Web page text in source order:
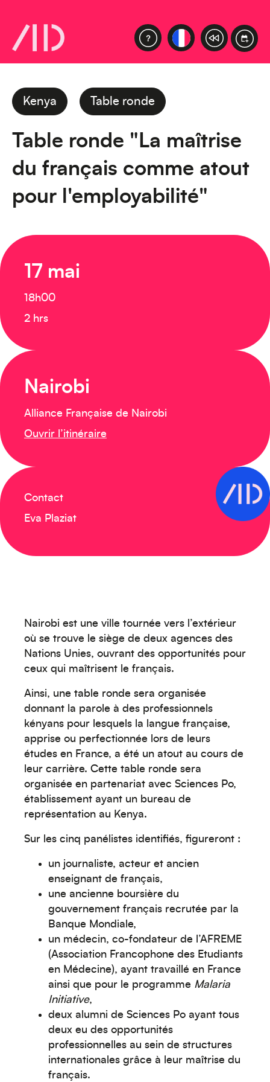
Kenya Table ronde
Table ronde "La maîtrise
du français comme atout
pour l'employabilité"
17 mai
18h00
2 hrs
Nairobi
Alliance Française de Nairobi
Ouvrir l’itinéraire
Contact
Eva Plaziat
Nairobi est une ville tournée vers l’extérieur
où se trouve le siège de deux agences des
Nations Unies, ouvrant des opportunités pour
ceux qui maîtrisent le français.
Ainsi, une table ronde sera organisée
donnant la parole à des professionnels
kényans pour lesquels la langue française,
apprise ou perfectionnée lors de leurs
études en France, a été un atout au cours de
leur carrière. Cette table ronde sera
organisée en partenariat avec Sciences Po,
établissement ayant un bureau de
représentation au Kenya.
Sur les cinq panélistes identifiés, figureront :
un journaliste, acteur et ancien
enseignant de français,
une ancienne boursière du
gouvernement français recrutée par la
Banque Mondiale,
un médecin, co-fondateur de l’AFREME
(Association Francophone des Etudiants
en Médecine), ayant travaillé en France
ainsi que pour le programme Malaria
Initiative,
deux alumni de Sciences Po ayant tous
deux eu des opportunités
professionnelles au sein de structures
internationales grâce à leur maîtrise du
français.
Océanie
Créez votre événement